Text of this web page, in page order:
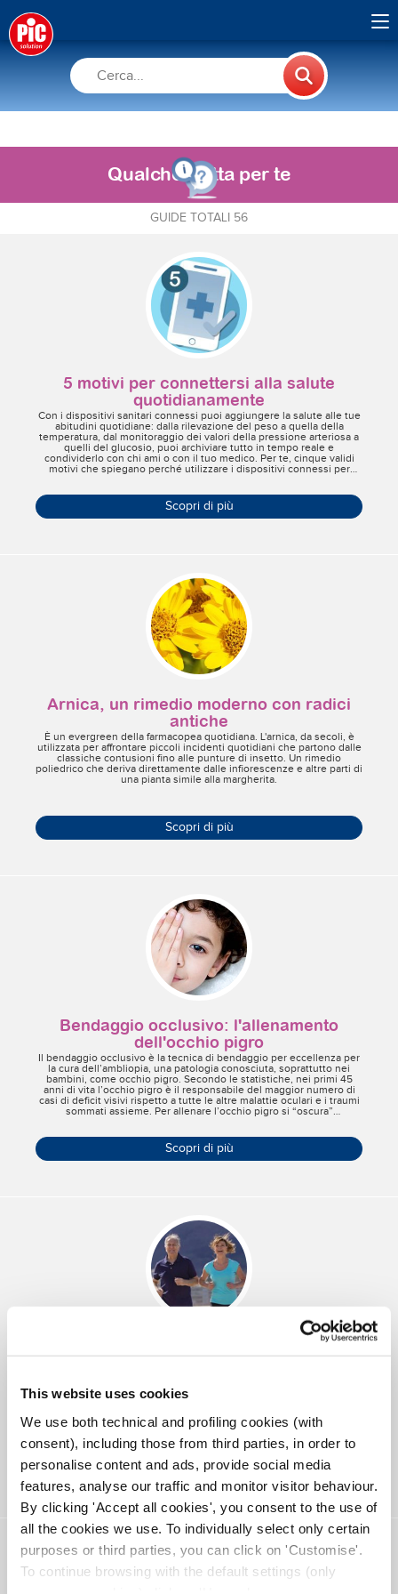
This website uses cookies
We use both technical and profiling cookies (with
consent), including those from third parties, in order to
personalise content and ads, provide social media
features, analyse our traffic and monitor visitor behaviour.
By clicking 'Accept all cookies', you consent to the use of
all the cookies we use. To individually select only certain
purposes or third parties, you can click on 'Customise'.
To continue browsing with the default settings (only
Qualche dritta per te
GUIDE TOTALI 56
5 motivi per connettersi alla salute
quotidianamente
Con i dispositivi sanitari connessi puoi aggiungere la salute alle tue
abitudini quotidiane: dalla rilevazione del peso a quella della
temperatura, dal monitoraggio dei valori della pressione arteriosa a
quelli del glucosio, puoi archiviare tutto in tempo reale e
condividerlo con chi ami o con il tuo medico. Per te, cinque validi
motivi che spiegano perché utilizzare i dispositivi connessi per
Scopri di più
Arnica, un rimedio moderno con radici
antiche
È un evergreen della farmacopea quotidiana. L'arnica, da secoli, è
utilizzata per affrontare piccoli incidenti quotidiani che partono dalle
classiche contusioni fino alle punture di insetto. Un rimedio
poliedrico che deriva direttamente dalle infiorescenze e altre parti di
una pianta simile alla margherita.
Scopri di più
Bendaggio occlusivo: l'allenamento
dell'occhio pigro
Il bendaggio occlusivo è la tecnica di bendaggio per eccellenza per
la cura dell’ambliopia, una patologia conosciuta, soprattutto nei
bambini, come occhio pigro. Secondo le statistiche, nei primi 45
anni di vita l’occhio pigro è il responsabile del maggior numero di
casi di deficit visivi rispetto a tutte le altre malattie oculari e i traumi
sommati assieme. Per allenare l’occhio pigro si “oscura”
occlusiva, l’unica che fino a oggi si è dimostrata un valido aiuto per
riattivare l’occhio pigro.
Scopri di più
Diabete e sport, 5 trucchi per stare
per chi ha il diabete: aiutano a perdere peso, a mantenere in buona
salute il metabolismo e la circolazione nonché a ridurre il livello di
tenere a mente prima di programmare un allenamento in palestra o
iniziare una partita a tennis. Scopri di più in questa guida alla pratica
sportiva durante la terapia insulinica.
Scopri di più